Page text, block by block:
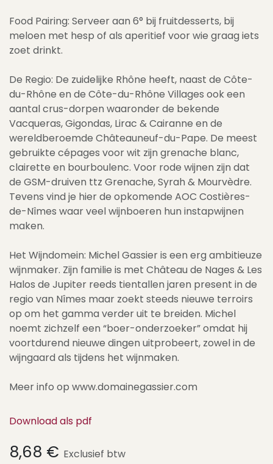
Food Pairing: Serveer aan 6° bij fruitdesserts, bij
meloen met hesp of als aperitief voor wie graag iets
zoet drinkt.
De Regio: De zuidelijke Rhône heeft, naast de Côte-
du-Rhône en de Côte-du-Rhône Villages ook een
aantal crus-dorpen waaronder de bekende
Vacqueras, Gigondas, Lirac & Cairanne en de
wereldberoemde Châteauneuf-du-Pape. De meest
gebruikte cépages voor wit zijn grenache blanc,
clairette en bourboulenc. Voor rode wijnen zijn dat
de GSM-druiven ttz Grenache, Syrah & Mourvèdre.
Tevens vind je hier de opkomende AOC Costières-
de-Nîmes waar veel wijnboeren hun instapwijnen
maken.
Het Wijndomein: Michel Gassier is een erg ambitieuze
wijnmaker. Zijn familie is met Château de Nages & Les
Halos de Jupiter reeds tientallen jaren present in de
regio van Nîmes maar zoekt steeds nieuwe terroirs
op om het gamma verder uit te breiden. Michel
noemt zichzelf een “boer-onderzoeker” omdat hij
voortdurend nieuwe dingen uitprobeert, zowel in de
wijngaard als tijdens het wijnmaken.
Meer info op www.domainegassier.com
Download als pdf
8,68 € Exclusief btw